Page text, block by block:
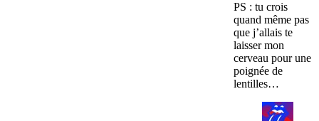
PS : tu crois
quand même pas
que j’allais te
laisser mon
cerveau pour une
poignée de
lentilles…